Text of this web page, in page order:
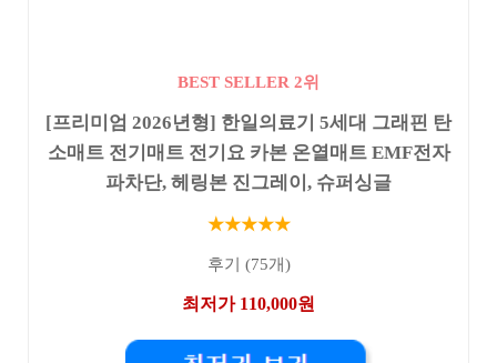
BEST SELLER 2위
[프리미엄 2026년형] 한일의료기 5세대 그래핀 탄
소매트 전기매트 전기요 카본 온열매트 EMF전자
파차단, 헤링본 진그레이, 슈퍼싱글
★★★★★
후기 (75개)
최저가 110,000원